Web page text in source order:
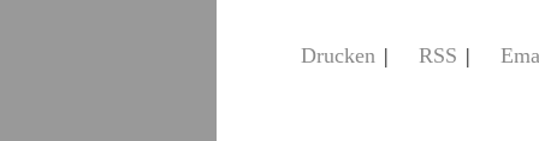
Drucken | RSS |